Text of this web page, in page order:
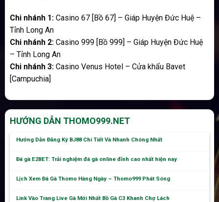
Chi nhánh 1:Casino 67 [Bồ 67] – Giáp Huyện Đức Huệ –
Tỉnh Long An
Chi nhánh 2:Casino 999 [Bồ 999] – Giáp Huyện Đức Huệ
– Tỉnh Long An
Chi nhánh 3:Casino Venus Hotel – Cửa khẩu Bavet
[Campuchia]
HƯỚNG DẪN THOMO999.NET
Hướng Dẫn Đăng Ký BJ88 Chi Tiết Và Nhanh Chóng Nhất
Đá gà E2BET: Trải nghiệm đá gà online đỉnh cao nhất hiện nay
Lịch Xem Đá Gà Thomo Hàng Ngày – Thomo999 Phát Sóng
Link Vào Trang Live Gà Mới Nhất Bồ Gà C3 Khanh Chợ Lách